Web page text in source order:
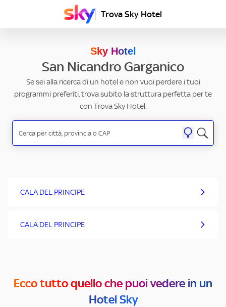
Trova Sky Hotel
Sky Hotel
San Nicandro Garganico
Se sei alla ricerca di un hotel e non vuoi perdere i tuoi
programmi preferiti, trova subito la struttura perfetta per te
con Trova Sky Hotel.
CALA DEL PRINCIPE
CALA DEL PRINCIPE
Ecco tutto quello che puoi vedere in un
Hotel Sky